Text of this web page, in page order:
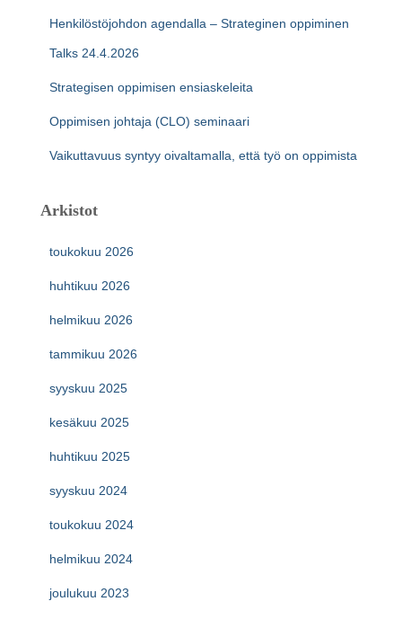
Henkilöstöjohdon agendalla – Strateginen oppiminen
Talks 24.4.2026
Strategisen oppimisen ensiaskeleita
Oppimisen johtaja (CLO) seminaari
Vaikuttavuus syntyy oivaltamalla, että työ on oppimista
Arkistot
toukokuu 2026
huhtikuu 2026
helmikuu 2026
tammikuu 2026
syyskuu 2025
kesäkuu 2025
huhtikuu 2025
syyskuu 2024
toukokuu 2024
helmikuu 2024
joulukuu 2023